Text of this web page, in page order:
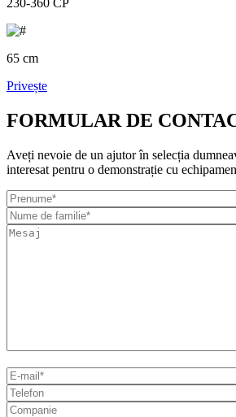
230-360 CP
65 cm
Privește
FORMULAR DE
Aveți nevoie de un ajutor în selecția
interesat pentru o demonstrație cu